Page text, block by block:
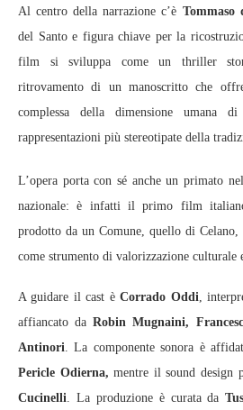
Al centro della narrazione c’è Tommaso
del Santo e figura chiave per la
film si sviluppa come un thriller
ritrovamento di un manoscritto che
complessa della dimensione umana
rappresentazioni più stereotipate della
L’opera porta con sé anche un primato
nazionale: è infatti il primo film
prodotto da un Comune, quello di
come strumento di valorizzazione culturale
A guidare il cast èCorrado Oddi ,
affiancato daRobin Mugnaini,
Antinori . La componente sonora è
Pericle Odierna, mentre il sound design
Cucinelli . La produzione è curata da